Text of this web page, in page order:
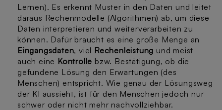
Lernen). Es erkennt Muster in den Daten und leitet
daraus Rechenmodelle (Algorithmen) ab, um diese
Daten interpretieren und weiterverarbeiten zu
können. Dafür braucht es eine große Menge an
Eingangsdaten, viel Rechenleistung und meist
auch eine Kontrolle bzw. Bestätigung, ob die
gefundene Lösung den Erwartungen (des
Menschen) entspricht. Wie genau der Lösungsweg
der KI aussieht, ist für den Menschen jedoch nur
schwer oder nicht mehr nachvollziehbar.